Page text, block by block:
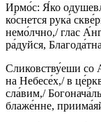
Ирмо́с: Я́ко
ко́снется рука́
немо́лчно,/ глас
ра́дуйся,
Сликовству́еши со
на Небесе́х,/ в
сла́вим,/
блаже́нне,